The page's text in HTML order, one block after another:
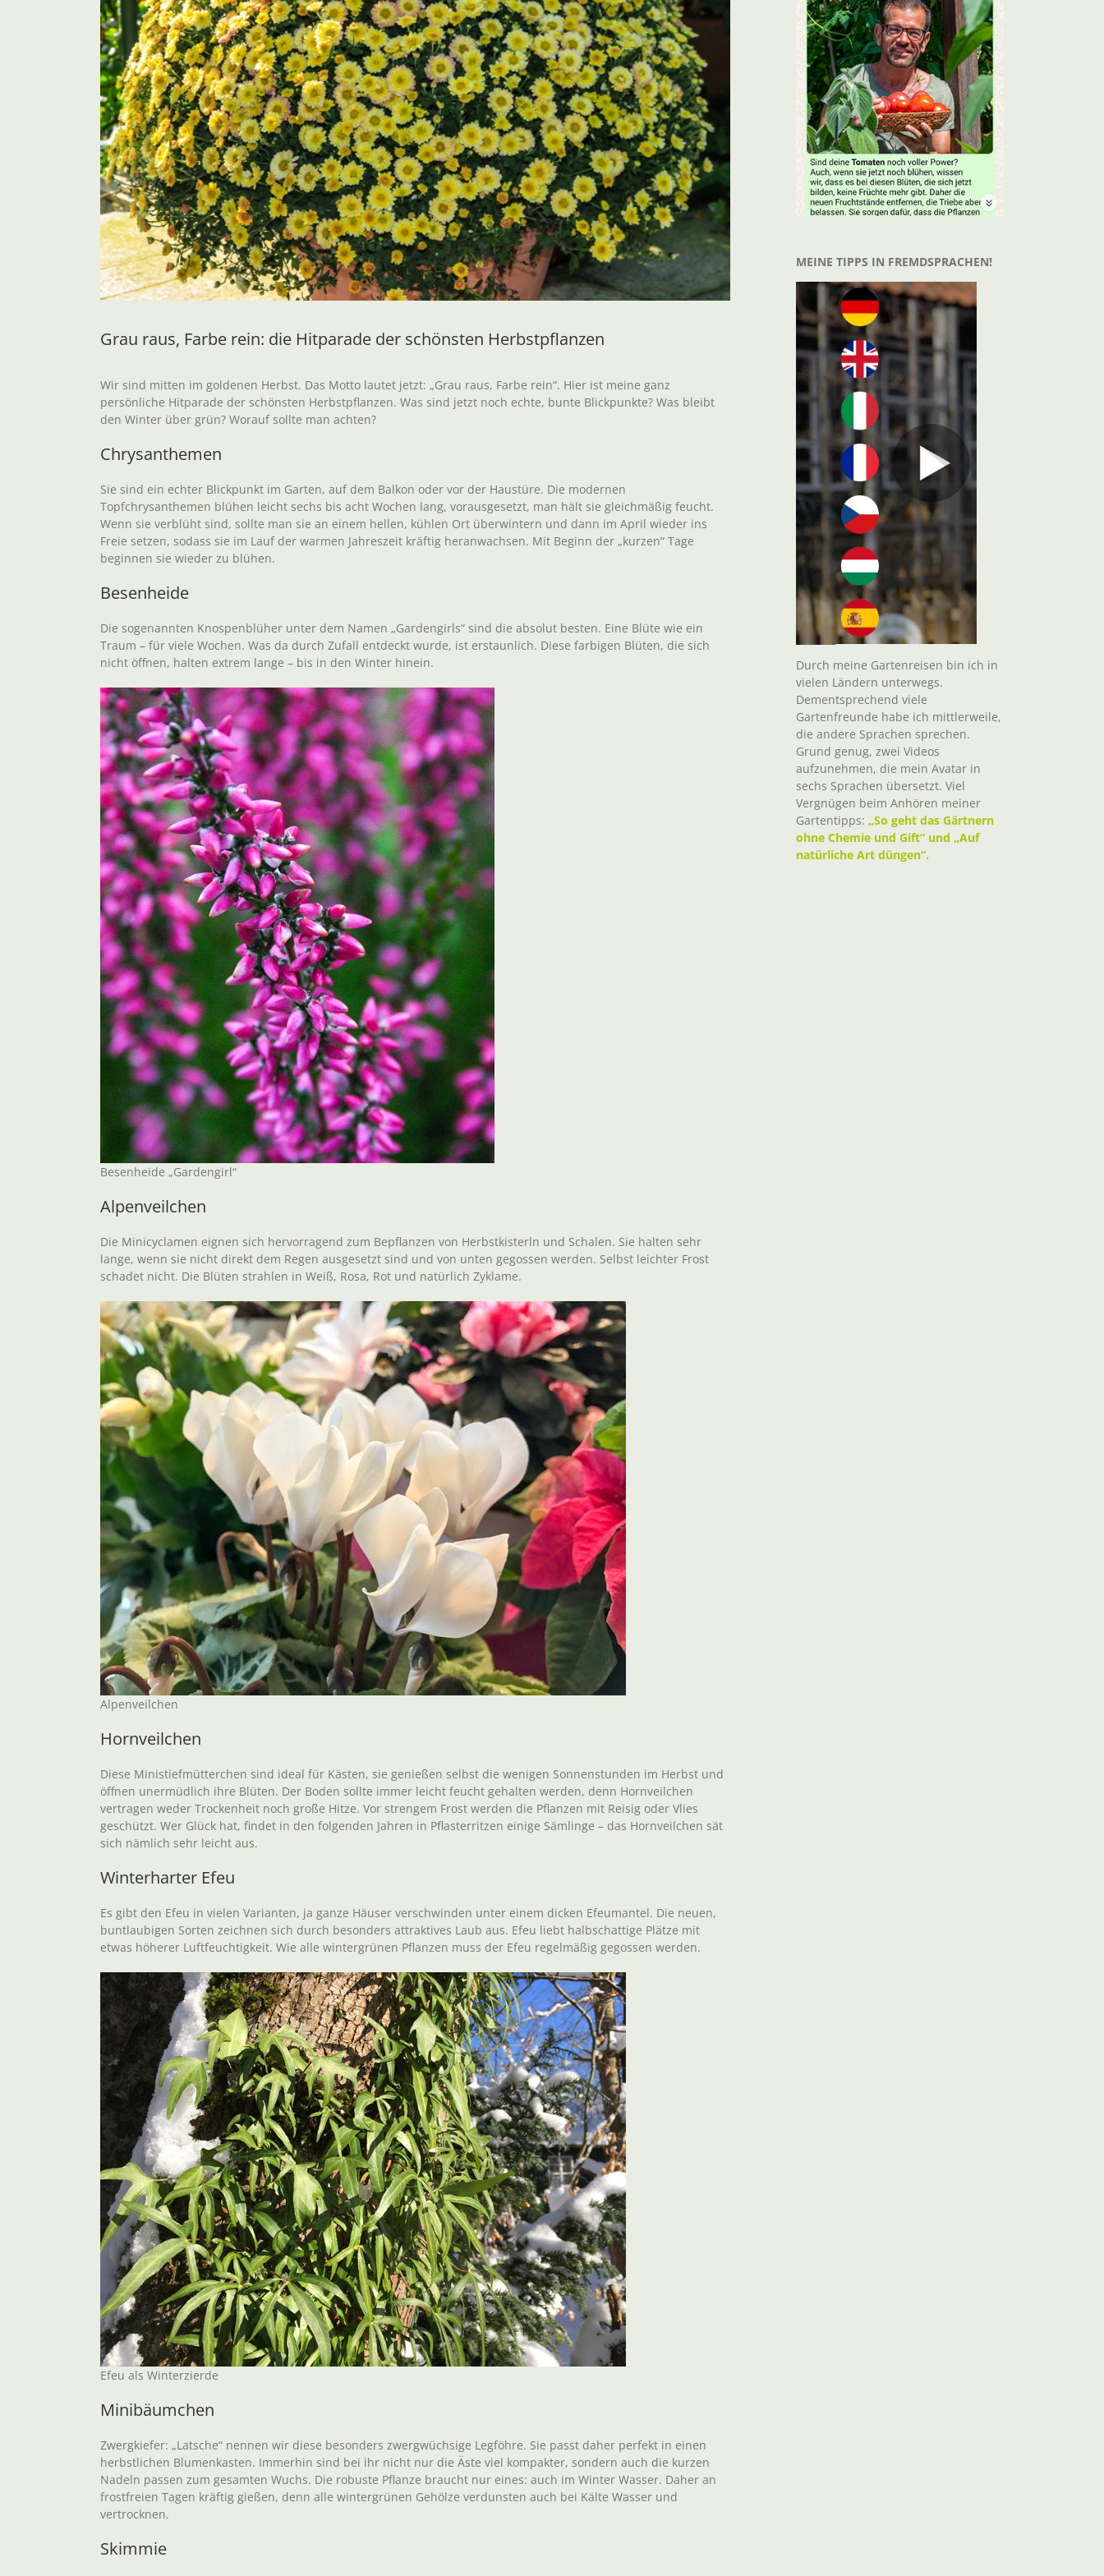
Grau raus, Farbe rein: die Hitparade der schönsten Herbstpflanzen
Wir sind mitten im goldenen Herbst. Das Motto lautet jetzt: „Grau raus, Farbe rein“. Hier ist meine ganz
persönliche Hitparade der schönsten Herbstpflanzen. Was sind jetzt noch echte, bunte Blickpunkte? Was bleibt
den Winter über grün? Worauf sollte man achten?
Chrysanthemen
Sie sind ein echter Blickpunkt im Garten, auf dem Balkon oder vor der Haustüre. Die modernen
Topfchrysanthemen blühen leicht sechs bis acht Wochen lang, vorausgesetzt, man hält sie gleichmäßig feucht.
Wenn sie verblüht sind, sollte man sie an einem hellen, kühlen Ort überwintern und dann im April wieder ins
Freie setzen, sodass sie im Lauf der warmen Jahreszeit kräftig heranwachsen. Mit Beginn der „kurzen“ Tage
beginnen sie wieder zu blühen.
Besenheide
Die sogenannten Knospenblüher unter dem Namen „Gardengirls“ sind die absolut besten. Eine Blüte wie ein
Traum – für viele Wochen. Was da durch Zufall entdeckt wurde, ist erstaunlich. Diese farbigen Blüten, die sich
nicht öffnen, halten extrem lange – bis in den Winter hinein.
Besenheide „Gardengirl“
Alpenveilchen
Die Minicyclamen eignen sich hervorragend zum Bepflanzen von Herbstkisterln und Schalen. Sie halten sehr
lange, wenn sie nicht direkt dem Regen ausgesetzt sind und von unten gegossen werden. Selbst leichter Frost
schadet nicht. Die Blüten strahlen in Weiß, Rosa, Rot und natürlich Zyklame.
Alpenveilchen
Hornveilchen
Diese Ministiefmütterchen sind ideal für Kästen, sie genießen selbst die wenigen Sonnenstunden im Herbst und
öffnen unermüdlich ihre Blüten. Der Boden sollte immer leicht feucht gehalten werden, denn Hornveilchen
vertragen weder Trockenheit noch große Hitze. Vor strengem Frost werden die Pflanzen mit Reisig oder Vlies
geschützt. Wer Glück hat, findet in den folgenden Jahren in Pflasterritzen einige Sämlinge – das Hornveilchen sät
sich nämlich sehr leicht aus.
Winterharter Efeu
Es gibt den Efeu in vielen Varianten, ja ganze Häuser verschwinden unter einem dicken Efeumantel. Die neuen,
buntlaubigen Sorten zeichnen sich durch besonders attraktives Laub aus. Efeu liebt halbschattige Plätze mit
etwas höherer Luftfeuchtigkeit. Wie alle wintergrünen Pflanzen muss der Efeu regelmäßig gegossen werden.
Efeu als Winterzierde
Minibäumchen
Zwergkiefer: „Latsche“ nennen wir diese besonders zwergwüchsige Legföhre. Sie passt daher perfekt in einen
herbstlichen Blumenkasten. Immerhin sind bei ihr nicht nur die Äste viel kompakter, sondern auch die kurzen
Nadeln passen zum gesamten Wuchs. Die robuste Pflanze braucht nur eines: auch im Winter Wasser. Daher an
frostfreien Tagen kräftig gießen, denn alle wintergrünen Gehölze verdunsten auch bei Kälte Wasser und
vertrocknen.
Skimmie
MEINE TIPPS IN FREMDSPRACHEN!
Durch meine Gartenreisen bin ich in
vielen Ländern unterwegs.
Dementsprechend viele
Gartenfreunde habe ich mittlerweile,
die andere Sprachen sprechen.
Grund genug, zwei Videos
aufzunehmen, die mein Avatar in
sechs Sprachen übersetzt. Viel
Vergnügen beim Anhören meiner
Gartentipps: „So geht das Gärtnern
ohne Chemie und Gift“ und „Auf
natürliche Art düngen“.